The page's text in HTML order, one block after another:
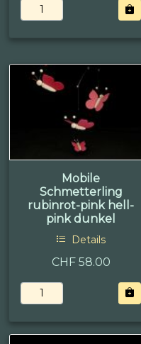
Mobile
Schmetterling
rubinrot-pink hell-
pink dunkel
Details
CHF 58.00